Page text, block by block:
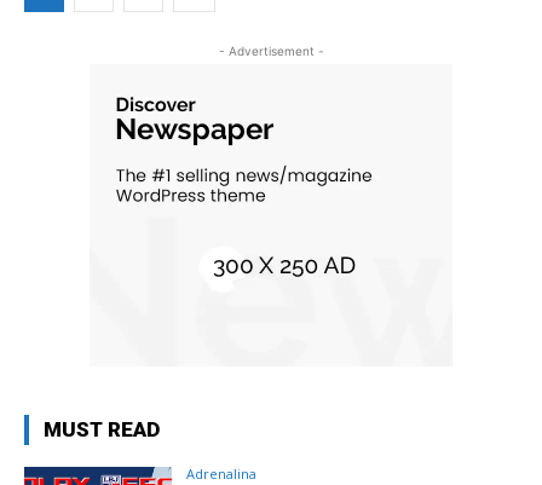
- Advertisement -
MUST READ
Adrenalina